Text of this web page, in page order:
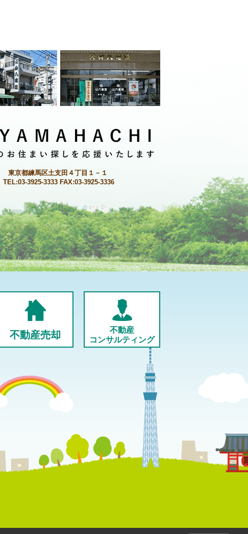
東京都練馬区土支田４丁目１－１
TEL:03-3925-3333 FAX:03-3925-3336
不動産売却
不動産
コンサルティング